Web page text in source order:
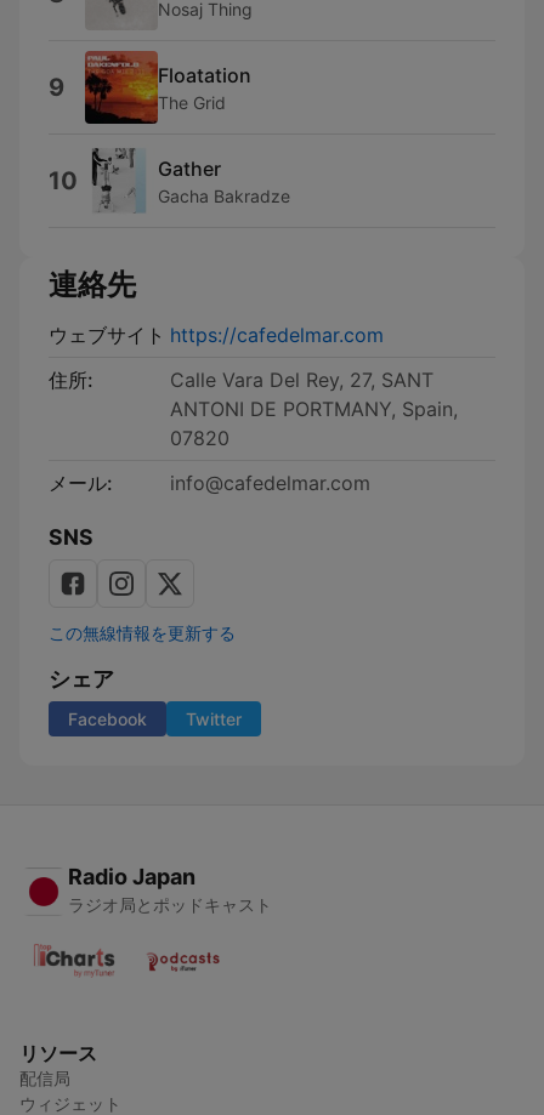
Nosaj Thing
9 Floatation
The Grid
10 Gather
Gacha Bakradze
連絡先
ウェブサイト https://cafedelmar.com
住所:
Calle Vara Del Rey, 27, SANT
ANTONI DE PORTMANY, Spain,
07820
メール:
info@cafedelmar.com
SNS
この無線情報を更新する
シェア
Facebook Twitter
Radio Japan
ラジオ局とポッドキャスト
リソース
配信局
ウィジェット